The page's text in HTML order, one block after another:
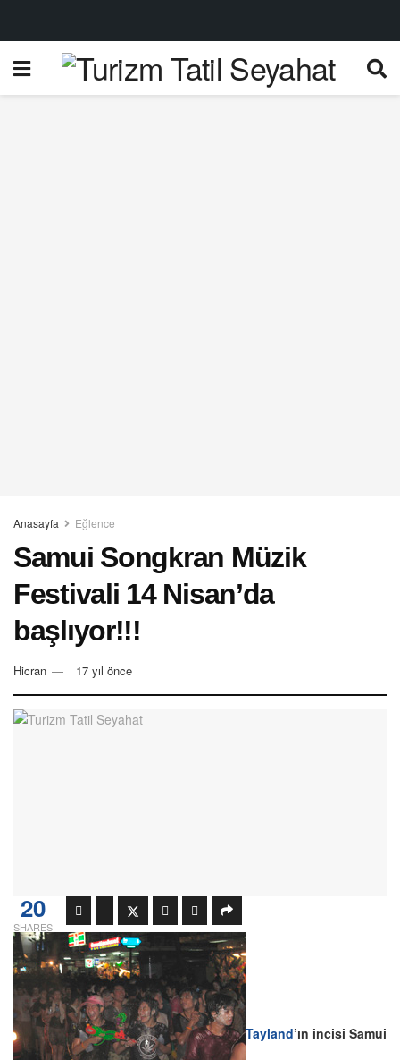
Anasayfa Eğlence
Samui Songkran Müzik
Festivali 14 Nisan’da
başlıyor!!!
Hicran 17 yıl önce
20
SHARES
Tayland’ın incisi Samui